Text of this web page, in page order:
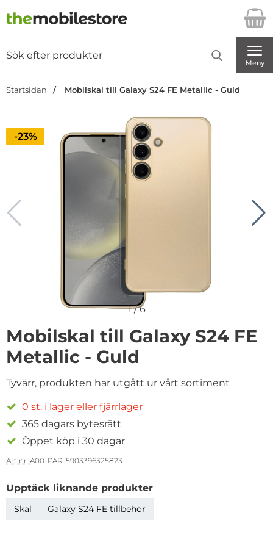
Startsidan för Danira Telecom AB
Meny
Startsidan Mobilskal till Galaxy S24 FE Metallic - Guld
Priset är nedsatt med
-23%
1/6
Mobilskal till Galaxy S24 FE
Metallic - Guld
Tyvärr, produkten har utgått ur vårt sortiment
0 st. i lager eller fjärrlager
365 dagars bytesrätt
Öppet köp i 30 dagar
Art nr: A00-PAR-5903396325823
Upptäck liknande produkter
Skal Galaxy S24 FE tillbehör